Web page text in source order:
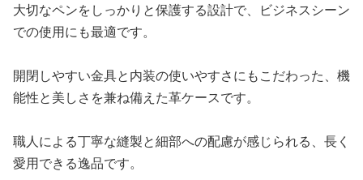
大切なペンをしっかりと保護する設計で、ビジネスシーン
での使用にも最適です。
開閉しやすい金具と内装の使いやすさにもこだわった、機
能性と美しさを兼ね備えた革ケースです。
職人による丁寧な縫製と細部への配慮が感じられる、長く
愛用できる逸品です。